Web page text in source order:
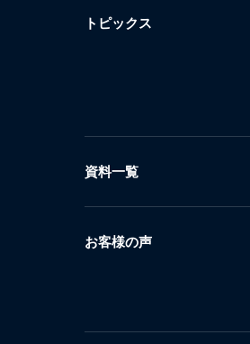
トピックス
資料一覧
お客様の声